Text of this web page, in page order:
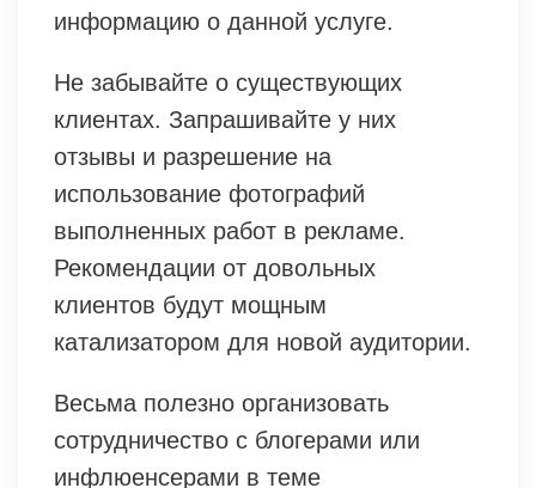
информацию о данной услуге.
Не забывайте о существующих
клиентах. Запрашивайте у них
отзывы и разрешение на
использование фотографий
выполненных работ в рекламе.
Рекомендации от довольных
клиентов будут мощным
катализатором для новой аудитории.
Весьма полезно организовать
сотрудничество с блогерами или
инфлюенсерами в теме